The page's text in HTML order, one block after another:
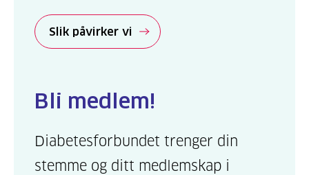
Slik påvirker vi
Bli medlem!
Diabetesforbundet trenger din
stemme og ditt medlemskap i